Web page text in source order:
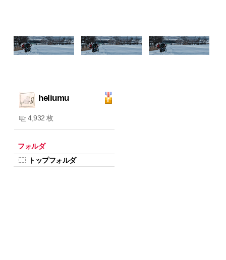
heliumu
4,932 枚
フォルダ
トップフォルダ